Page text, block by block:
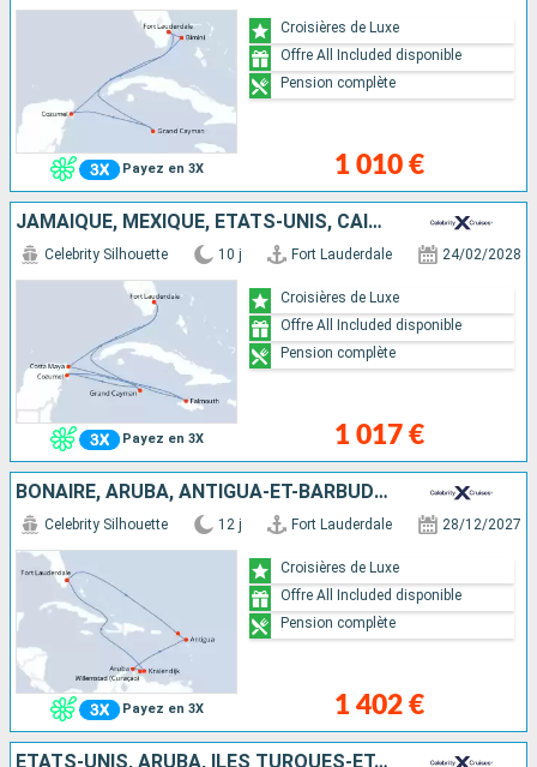
Payez en 3X 1 010 €
Croisières de Luxe
Offre All Included disponible
Pension complète
JAMAÏQUE, MEXIQUE, ÉTATS-UNIS, CAÏMANS (ÎLES)
Payez en 3X
Celebrity Silhouette 10 j Fort Lauderdale 24/02/2028
1 017 €
Croisières de Luxe
Offre All Included disponible
Pension complète
BONAIRE, ARUBA, ANTIGUA-ET-BARBUDA, SAINT-MARTIN, ÉTATS-UNIS
Payez en 3X
Celebrity Silhouette 12 j Fort Lauderdale 28/12/2027
1 402 €
Croisières de Luxe
Offre All Included disponible
Pension complète
ÉTATS-UNIS, ARUBA, ÎLES TURQUES-ET-CAÏQUES